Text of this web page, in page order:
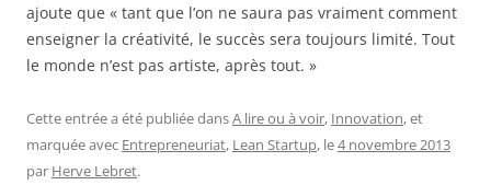
ajoute que « tant que l’on ne saura pas vraiment comment
enseigner la créativité, le succès sera toujours limité. Tout
le monde n’est pas artiste, après tout. »
Cette entrée a été publiée dansA lire ou à voir, Innovation, et
marquée avec Entrepreneuriat, Lean Startup, le4 novembre 2013
par Herve Lebret.